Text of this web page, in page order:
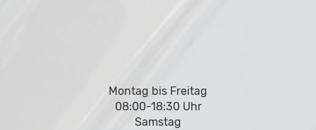
Montag bis Freitag
08:00-18:30 Uhr
Samstag